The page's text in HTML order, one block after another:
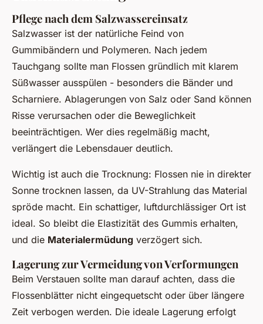
Pflege nach dem Salzwassereinsatz
Salzwasser ist der natürliche Feind von
Gummibändern und Polymeren. Nach jedem
Tauchgang sollte man Flossen gründlich mit klarem
Süßwasser ausspülen - besonders die Bänder und
Scharniere. Ablagerungen von Salz oder Sand können
Risse verursachen oder die Beweglichkeit
beeinträchtigen. Wer dies regelmäßig macht,
verlängert die Lebensdauer deutlich.
Wichtig ist auch die Trocknung: Flossen nie in direkter
Sonne trocknen lassen, da UV-Strahlung das Material
spröde macht. Ein schattiger, luftdurchlässiger Ort ist
ideal. So bleibt die Elastizität des Gummis erhalten,
und die Materialermüdung verzögert sich.
Lagerung zur Vermeidung von Verformungen
Beim Verstauen sollte man darauf achten, dass die
Flossenblätter nicht eingequetscht oder über längere
Zeit verbogen werden. Die ideale Lagerung erfolgt